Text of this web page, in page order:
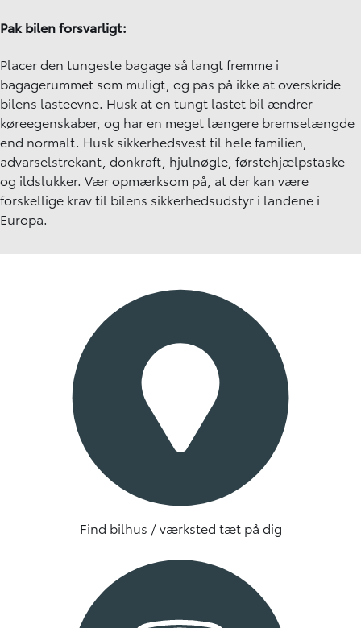
Pak bilen forsvarligt:
Placer den tungeste bagage så langt fremme i
bagagerummet som muligt, og pas på ikke at overskride
bilens lasteevne. Husk at en tungt lastet bil ændrer
køreegenskaber, og har en meget længere bremselængde
end normalt. Husk sikkerhedsvest til hele familien,
advarselstrekant, donkraft, hjulnøgle, førstehjælpstaske
og ildslukker. Vær opmærksom på, at der kan være
forskellige krav til bilens sikkerhedsudstyr i landene i
Europa.
Find bilhus / værksted tæt på dig